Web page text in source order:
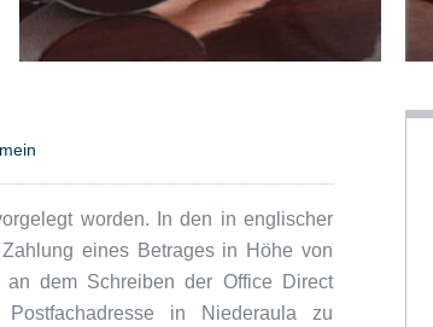
worden. In den in englischer
eines Betrages in Höhe von
an dem Schreiben der Office Direct
in Niederaula zu